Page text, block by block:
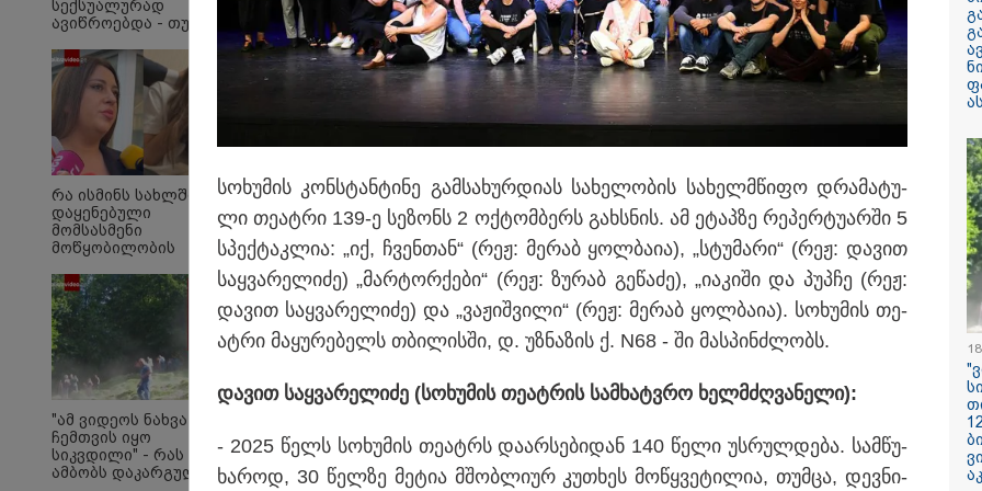
შეეფარდათ
"ჩანაწერში
მიმდინარეობს -
რომ ის არა
ეთანხმება
არამედ
წინმსწრებ
ფლობდა” - რა
ჩანაწერში,
მამას
რატომ
საქართველო
გველოდება თუ
ზამთარში
ენერგოკრიზისი
"პრობლემის
დაახლოებით
სასკოლო
სექსუალურად
ავიწროებდა - თუ
ლარს
ოფიციალურად,
სახალხოდ გადავცემ"
- ეკა კუპატაძე
განცხადებას
ავრცელებს
რა ისმინს სახლში
დაყენებული
მომსასმენი
მოწყობილობის
იმნაძე მამას
ესაუბრება?
"ამ ვიდეოს ნახვა
ჩემთვის იყო
სიკვდილი" - რას
ამბობს დაკარგული
სო­ხუ­მის კონ­სტან­ტი­ნე გამ­სა­ხურ­დი­ას სა­ხე­ლო­ბის სა­ხელ­მწი­ფო დრა­მა­ტუ­
ლი თე­ატ­რი 139-ე სე­ზონს 2 ოქ­ტომ­ბერს გახ­სნის. ამ ეტაპ­ზე რე­პერ­ტუ­არ­ში 5
სპექ­ტაკ­ლია: „იქ, ჩვენ­თან“ (რეჟ: მე­რაბ ყოლ­ბა­ია), „სტუ­მა­რი“ (რეჟ: და­ვით
საყ­ვა­რე­ლი­ძე) „მარ­ტორ­ქე­ბი“ (რეჟ: ზუ­რაბ გე­წა­ძე), „ია­კი­ში და პუპ­ჩე (რეჟ:
და­ვით საყ­ვა­რე­ლი­ძე) და „ვა­ჟიშ­ვი­ლი“ (რეჟ: მე­რაბ ყოლ­ბა­ია). სო­ხუ­მის თე­
ატ­რი მა­ყუ­რე­ბელს თბი­ლის­ში, დ. უზ­ნა­ზის ქ. N68 - ში მას­პინ­ძლობს.
და­ვით საყ­ვა­რე­ლი­ძე (სო­ხუ­მის თე­ატ­რის სამ­ხატ­ვრო ხელ­მძღვა­ნე­ლი):
- 2025 წელს სო­ხუ­მის თე­ატრს და­არ­სე­ბი­დან 140 წელი უს­რულ­დე­ბა. სამ­წუ­
ხა­როდ, 30 წელ­ზე მე­ტია მშობ­ლი­ურ კუ­თხეს მო­წყვე­ტი­ლია, თუმ­ცა, დევ­ნი­